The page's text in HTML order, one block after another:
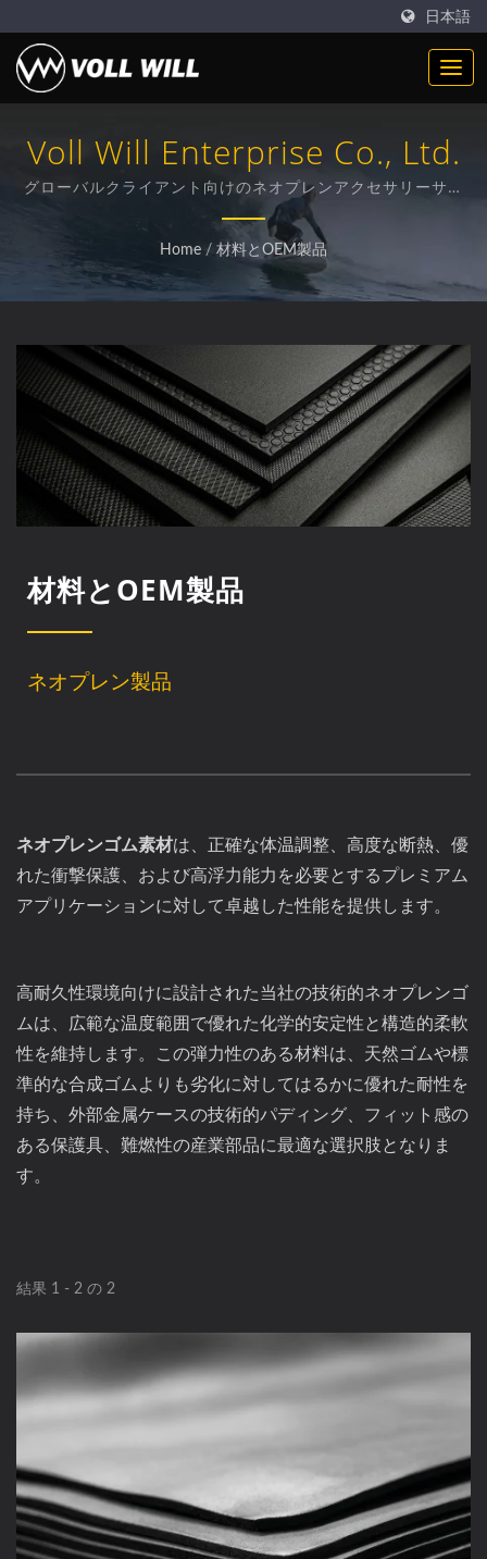
日本語
Voll Will Enterprise Co., Ltd.
グローバルクライアント向けのネオプレンアクセサリーサプ
ライヤー
Home / 材料とOEM製品
材料とOEM製品
ネオプレン製品
ネオプレンゴム素材は、正確な体温調整、高度な断熱、優
れた衝撃保護、および高浮力能力を必要とするプレミアム
アプリケーションに対して卓越した性能を提供します。
高耐久性環境向けに設計された当社の技術的ネオプレンゴ
ムは、広範な温度範囲で優れた化学的安定性と構造的柔軟
性を維持します。この弾力性のある材料は、天然ゴムや標
準的な合成ゴムよりも劣化に対してはるかに優れた耐性を
持ち、外部金属ケースの技術的パディング、フィット感の
ある保護具、難燃性の産業部品に最適な選択肢となりま
す。
結果 1 - 2 の 2